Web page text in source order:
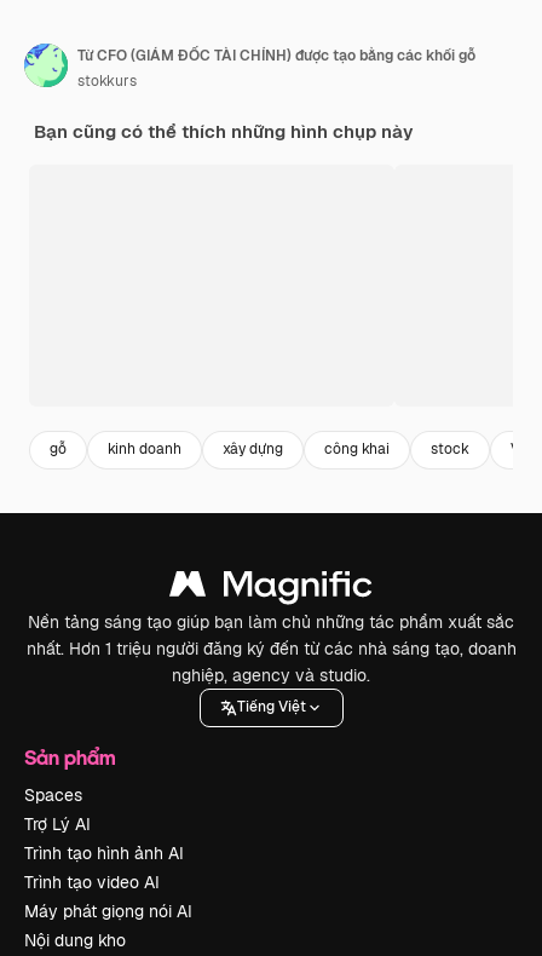
Từ CFO (GIÁM ĐỐC TÀI CHÍNH) được tạo bằng các khối gỗ
stokkurs
Bạn cũng có thể thích những hình chụp này
gỗ kinh doanh xây dựng công khai stock Văn
Nền tảng sáng tạo giúp bạn làm chủ những tác phẩm xuất sắc
nhất. Hơn 1 triệu người đăng ký đến từ các nhà sáng tạo, doanh
nghiệp, agency và studio.
Tiếng Việt
Sản phẩm
Spaces
Trợ Lý AI
Trình tạo hình ảnh AI
Trình tạo video AI
Máy phát giọng nói AI
Nội dung kho